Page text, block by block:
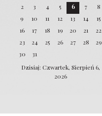
2
3 4 5 6 7
8
9
10 11 12 13 14
15
16
17 18 19 20 21
22
23
24 25 26 27 28
29
30
31
Dzisiaj: Czwartek, Sierpień 6,
2026